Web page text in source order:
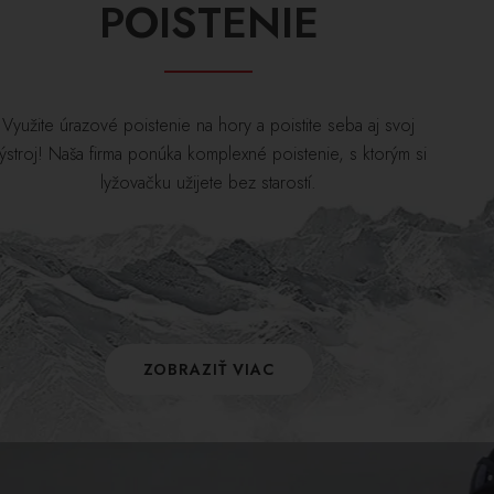
POISTENIE
Využite úrazové poistenie na hory a poistite seba aj svoj
Naša firma ponúka komplexné poistenie, s ktorým si
lyžovačku užijete bez starostí.
ZOBRAZIŤ VIAC